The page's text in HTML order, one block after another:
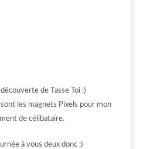
de Tasse Toi :)
les magnets Pixels pour mon
de célibataire.
à vous deux donc :)